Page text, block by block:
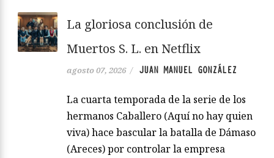
La gloriosa conclusión de
Muertos S. L. en Netflix
agosto 07, 2026 / JUAN MANUEL GONZÁLEZ
La cuarta temporada de la serie de los
hermanos Caballero (Aquí no hay quien
viva) hace bascular la batalla de Dámaso
(Areces) por controlar la empresa